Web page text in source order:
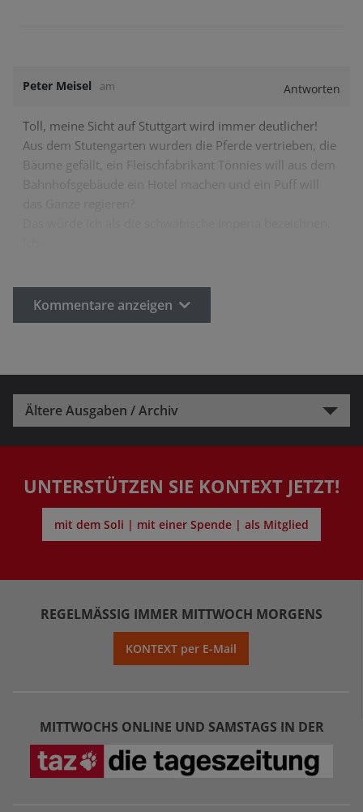
Peter Meisel am Antworten
Toll, meine Sicht auf Stuttgart wird immer deutlicher!
Aus dem Stutengarten wurden die Pferde vertrieben, die
Bäume gefällt, ein Fleischfabrikant Tönnies will aus dem
Kommentare anzeigen
Ältere Ausgaben / Archiv
UNTERSTÜTZEN SIE KONTEXT JETZT!
mit dem Soli | mit einer Spende | als Mitglied
REGELMÄSSIG IMMER MITTWOCH MORGENS
KONTEXT per E-Mail
MITTWOCHS ONLINE UND SAMSTAGS IN DER